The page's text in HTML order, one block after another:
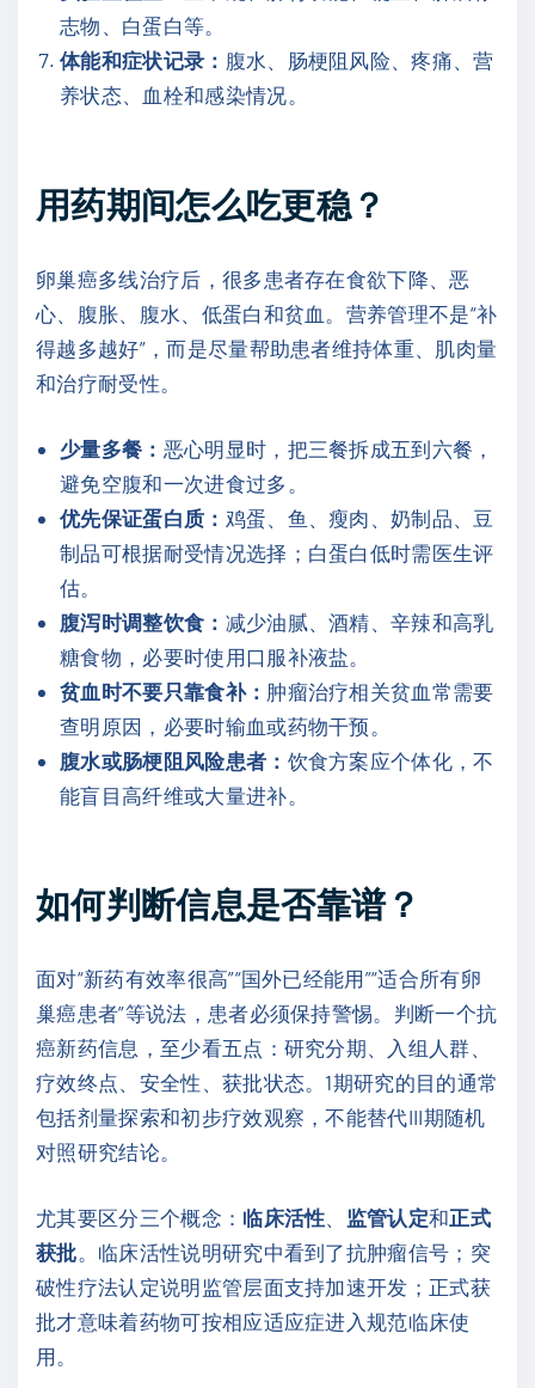
志物、白蛋白等。
体能和症状记录： 腹水、肠梗阻风险、疼痛、营
养状态、血栓和感染情况。
用药期间怎么吃更稳？
卵巢癌多线治疗后，很多患者存在食欲下降、恶
心、腹胀、腹水、低蛋白和贫血。营养管理不是“补
得越多越好”，而是尽量帮助患者维持体重、肌肉量
和治疗耐受性。
少量多餐： 恶心明显时，把三餐拆成五到六餐，
避免空腹和一次进食过多。
优先保证蛋白质： 鸡蛋、鱼、瘦肉、奶制品、豆
制品可根据耐受情况选择；白蛋白低时需医生评
估。
腹泻时调整饮食： 减少油腻、酒精、辛辣和高乳
糖食物，必要时使用口服补液盐。
贫血时不要只靠食补： 肿瘤治疗相关贫血常需要
查明原因，必要时输血或药物干预。
腹水或肠梗阻风险患者： 饮食方案应个体化，不
能盲目高纤维或大量进补。
如何判断信息是否靠谱？
面对“新药有效率很高”“国外已经能用”“适合所有卵
巢癌患者”等说法，患者必须保持警惕。判断一个抗
癌新药信息，至少看五点：研究分期、入组人群、
疗效终点、安全性、获批状态。1期研究的目的通常
包括剂量探索和初步疗效观察，不能替代III期随机
对照研究结论。
尤其要区分三个概念： 临床活性 监管认定和正式
获批 。临床活性说明研究中看到了抗肿瘤信号；突
破性疗法认定说明监管层面支持加速开发；正式获
批才意味着药物可按相应适应症进入规范临床使
用。